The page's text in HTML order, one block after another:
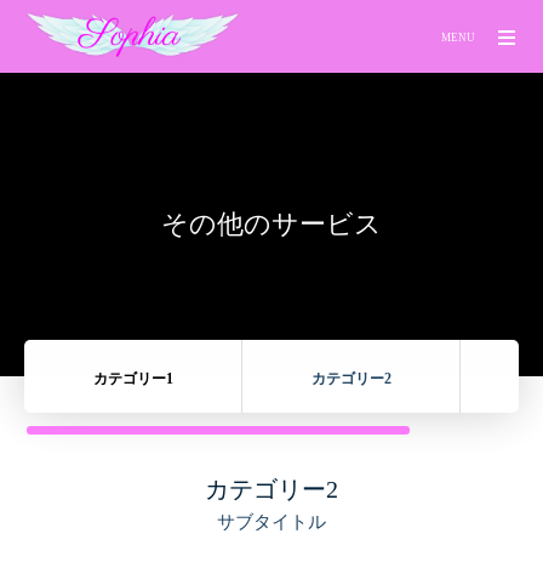
その他のサービス
カテゴリー1 カテゴリー2
カテゴリー2
サブタイトル
MENU